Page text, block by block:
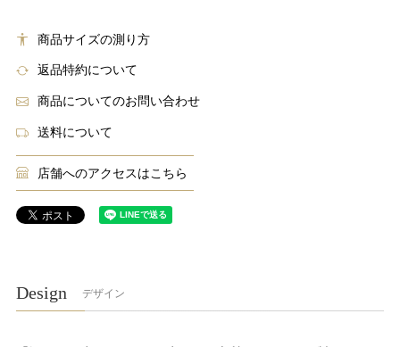
商品サイズの測り方
返品特約について
商品についてのお問い合わせ
送料について
店舗へのアクセスはこちら
Design デザイン